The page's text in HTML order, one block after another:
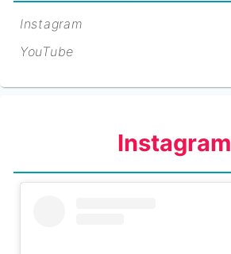
Instagram
YouTube
Instagram